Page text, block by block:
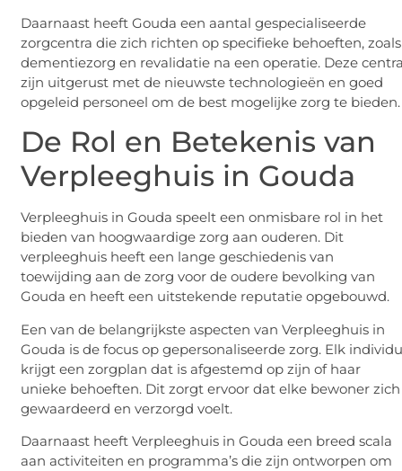
Daarnaast heeft Gouda een aantal gespecialiseerde
zorgcentra die zich richten op specifieke behoeften, zoals
dementiezorg en revalidatie na een operatie. Deze
zijn uitgerust met de nieuwste technologieën en goed
opgeleid personeel om de best mogelijke zorg te bieden.
De Rol en Betekenis van
Verpleeghuis in Gouda
Verpleeghuis in Gouda speelt een onmisbare rol in het
bieden van hoogwaardige zorg aan ouderen. Dit
verpleeghuis heeft een lange geschiedenis van
toewijding aan de zorg voor de oudere bevolking van
Gouda en heeft een uitstekende reputatie opgebouwd.
Een van de belangrijkste aspecten van Verpleeghuis in
Gouda is de focus op gepersonaliseerde zorg. Elk
krijgt een zorgplan dat is afgestemd op zijn of haar
unieke behoeften. Dit zorgt ervoor dat elke bewoner zich
gewaardeerd en verzorgd voelt.
Daarnaast heeft Verpleeghuis in Gouda een breed scala
aan activiteiten en programma’s die zijn ontworpen om